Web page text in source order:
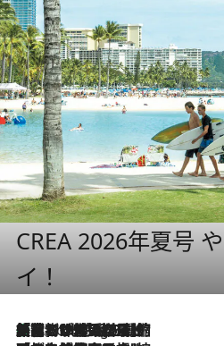
CREA 2026年夏号
イ！
6 Hours Ago
「荷物が増えるほど旅ストレスは増す」美容ジャーナリストがたどり着いた最終結論。“化粧品を劇的に減らす”感動の凝縮美容とは